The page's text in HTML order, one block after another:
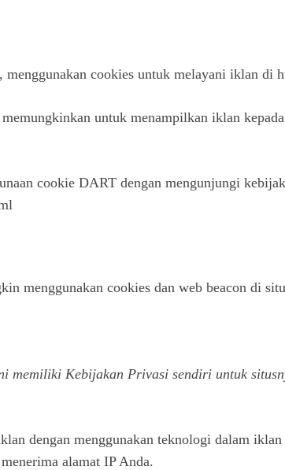
cookies untuk melayani iklan di
untuk menampilkan iklan
cookie DART dengan mengunjungi
menggunakan cookies dan web beacon di
memiliki Kebijakan Privasi sendiri untuk
dengan menggunakan teknologi dalam
alamat IP Anda.